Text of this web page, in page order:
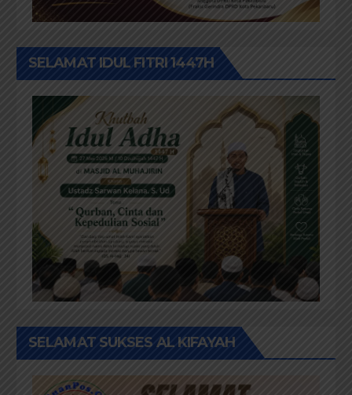
SELAMAT IDUL FITRI 1447H
SELAMAT SUKSES AL KIFAYAH